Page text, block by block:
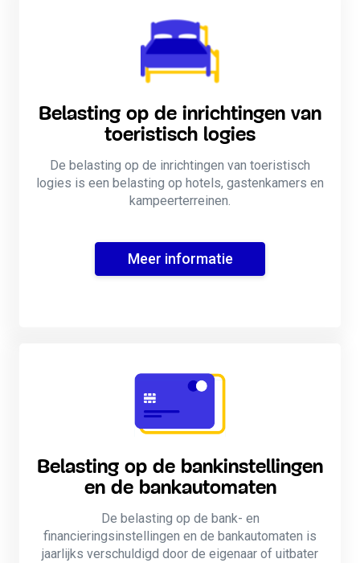
Belasting op de inrichtingen van
toeristisch logies​
De belasting op de inrichtingen van toeristisch
logies is een belasting op hotels, gastenkamers en
kampeerterreinen.
Meer informatie
Belasting op de bankinstellingen
en de bankautomaten
De belasting op de bank- en
financieringsinstellingen en de bankautomaten is
jaarlijks verschuldigd door de eigenaar of uitbater